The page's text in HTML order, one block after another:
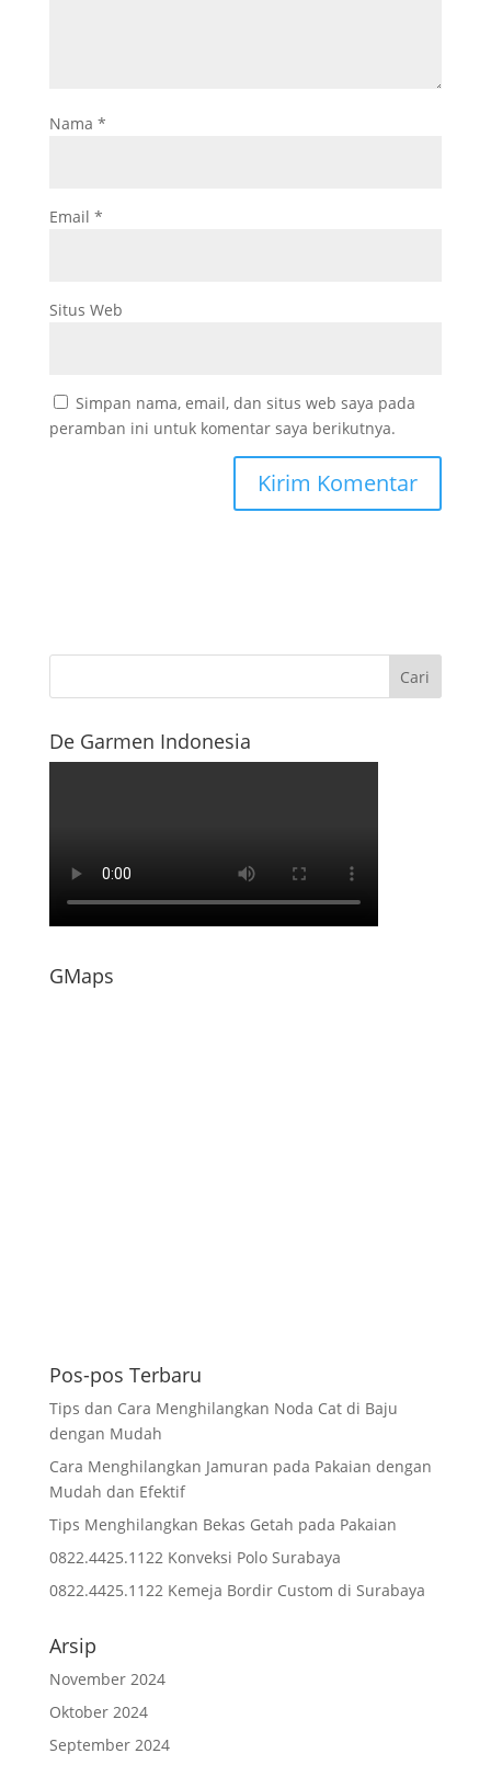
Nama *
Email *
Situs Web
Simpan nama, email, dan situs web saya pada
peramban ini untuk komentar saya berikutnya.
De Garmen Indonesia
GMaps
Pos-pos Terbaru
Tips dan Cara Menghilangkan Noda Cat di Baju
dengan Mudah
Cara Menghilangkan Jamuran pada Pakaian dengan
Mudah dan Efektif
Tips Menghilangkan Bekas Getah pada Pakaian
0822.4425.1122 Konveksi Polo Surabaya
0822.4425.1122 Kemeja Bordir Custom di Surabaya
Arsip
November 2024
Oktober 2024
September 2024